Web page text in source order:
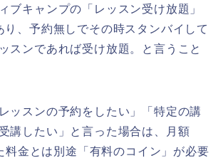
ブキャンプの「レッスン受け放題」
り、予約無しでその時スタンバイして
スンであれば受け放題。と言うこと
ッスンの予約をしたい」「特定の講
講したい」と言った場合は、月額
料金とは別途「有料のコイン」が必要